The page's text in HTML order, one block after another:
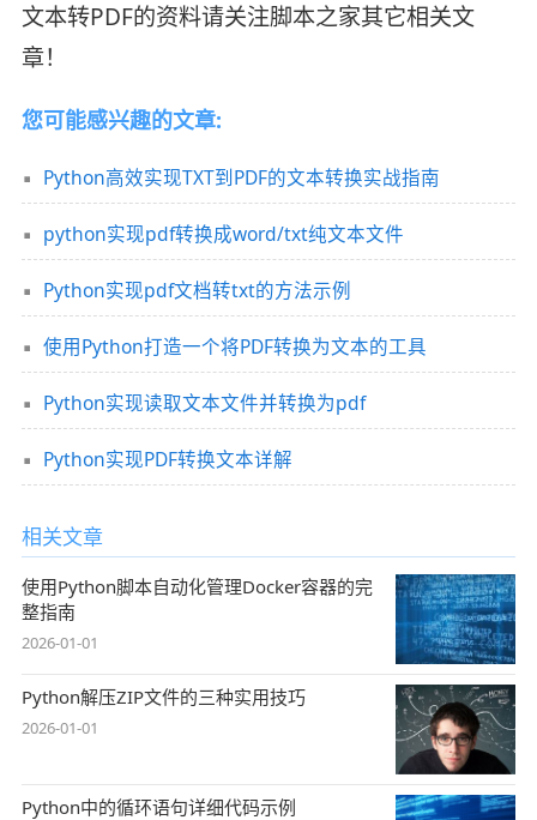
文本转PDF的资料请关注脚本之家其它相关文
章！
您可能感兴趣的文章:
Python高效实现TXT到PDF的文本转换实战指南
python实现pdf转换成word/txt纯文本文件
Python实现pdf文档转txt的方法示例
使用Python打造一个将PDF转换为文本的工具
Python实现读取文本文件并转换为pdf
Python实现PDF转换文本详解
相关文章
使用Python脚本自动化管理Docker容器的完
整指南
2026-01-01
Python解压ZIP文件的三种实用技巧
2026-01-01
Python中的循环语句详细代码示例